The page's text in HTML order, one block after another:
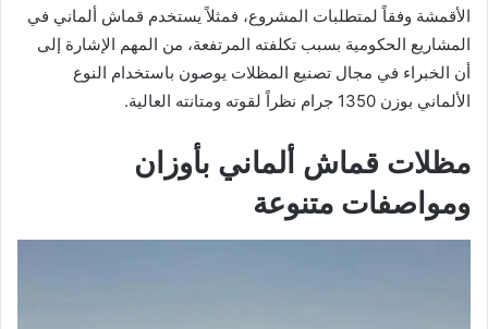
الأقمشة وفقاً لمتطلبات المشروع، فمثلاً يستخدم قماش ألماني في
المشاريع الحكومية بسبب تكلفته المرتفعة، من المهم الإشارة إلى
أن الخبراء في مجال تصنيع المظلات يوصون باستخدام النوع
الألماني بوزن 1350 جرام نظراً لقوته ومتانته العالية.
مظلات قماش ألماني بأوزان
ومواصفات متنوعة